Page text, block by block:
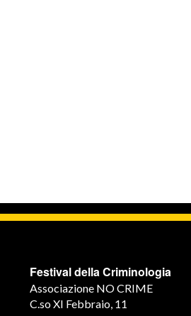
Festival della Criminologia
Associazione NO CRIME
C.so XI Febbraio, 11